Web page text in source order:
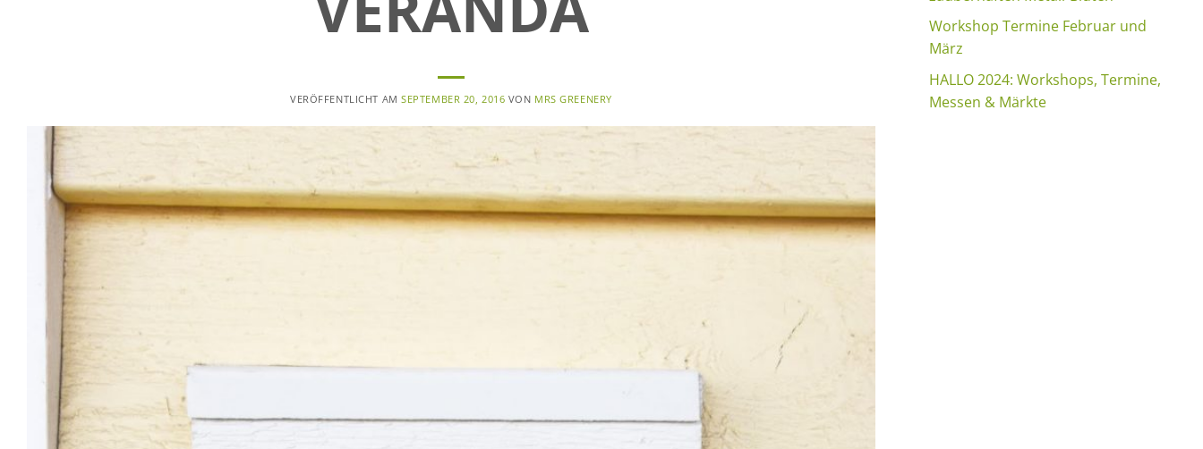
VERÖFFENTLICHT AMSEPTEMBER 20, 2016 VON MRS GREENERY
Workshop Termine Februar und
März
HALLO 2024: Workshops, Termine,
Messen & Märkte